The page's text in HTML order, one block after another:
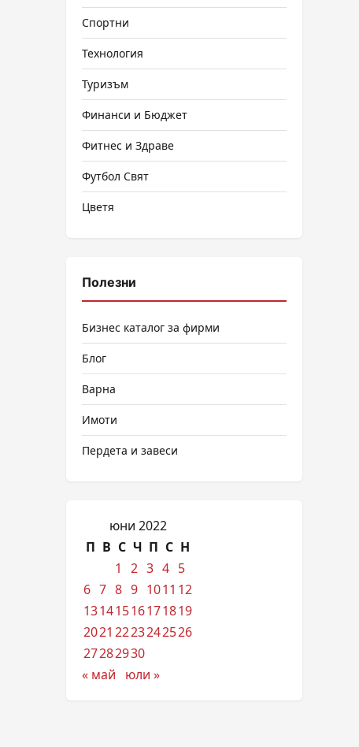
Спортни
Технология
Туризъм
Финанси и Бюджет
Фитнес и Здраве
Футбол Свят
Цветя
Полезни
Бизнес каталог за фирми
Блог
Варна
Имоти
Пердета и завеси
юни 2022
П В С Ч П С Н
1
2 3 4 5
6 7 8 9 1011 12
13141516171819
2021 2223242526
27282930
« май
юли »